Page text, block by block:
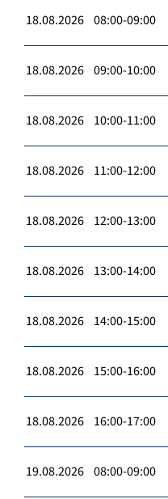
18.08.2026 08:00-09:00
18.08.2026 09:00-10:00
18.08.2026 10:00-11:00
18.08.2026 11:00-12:00
18.08.2026 12:00-13:00
18.08.2026 13:00-14:00
18.08.2026 14:00-15:00
18.08.2026 15:00-16:00
18.08.2026 16:00-17:00
19.08.2026 08:00-09:00